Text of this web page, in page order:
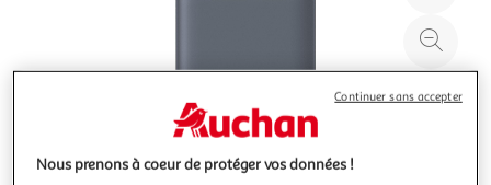
à
Nous prenons à coeur de protéger vos données !
Continuer sans accepter